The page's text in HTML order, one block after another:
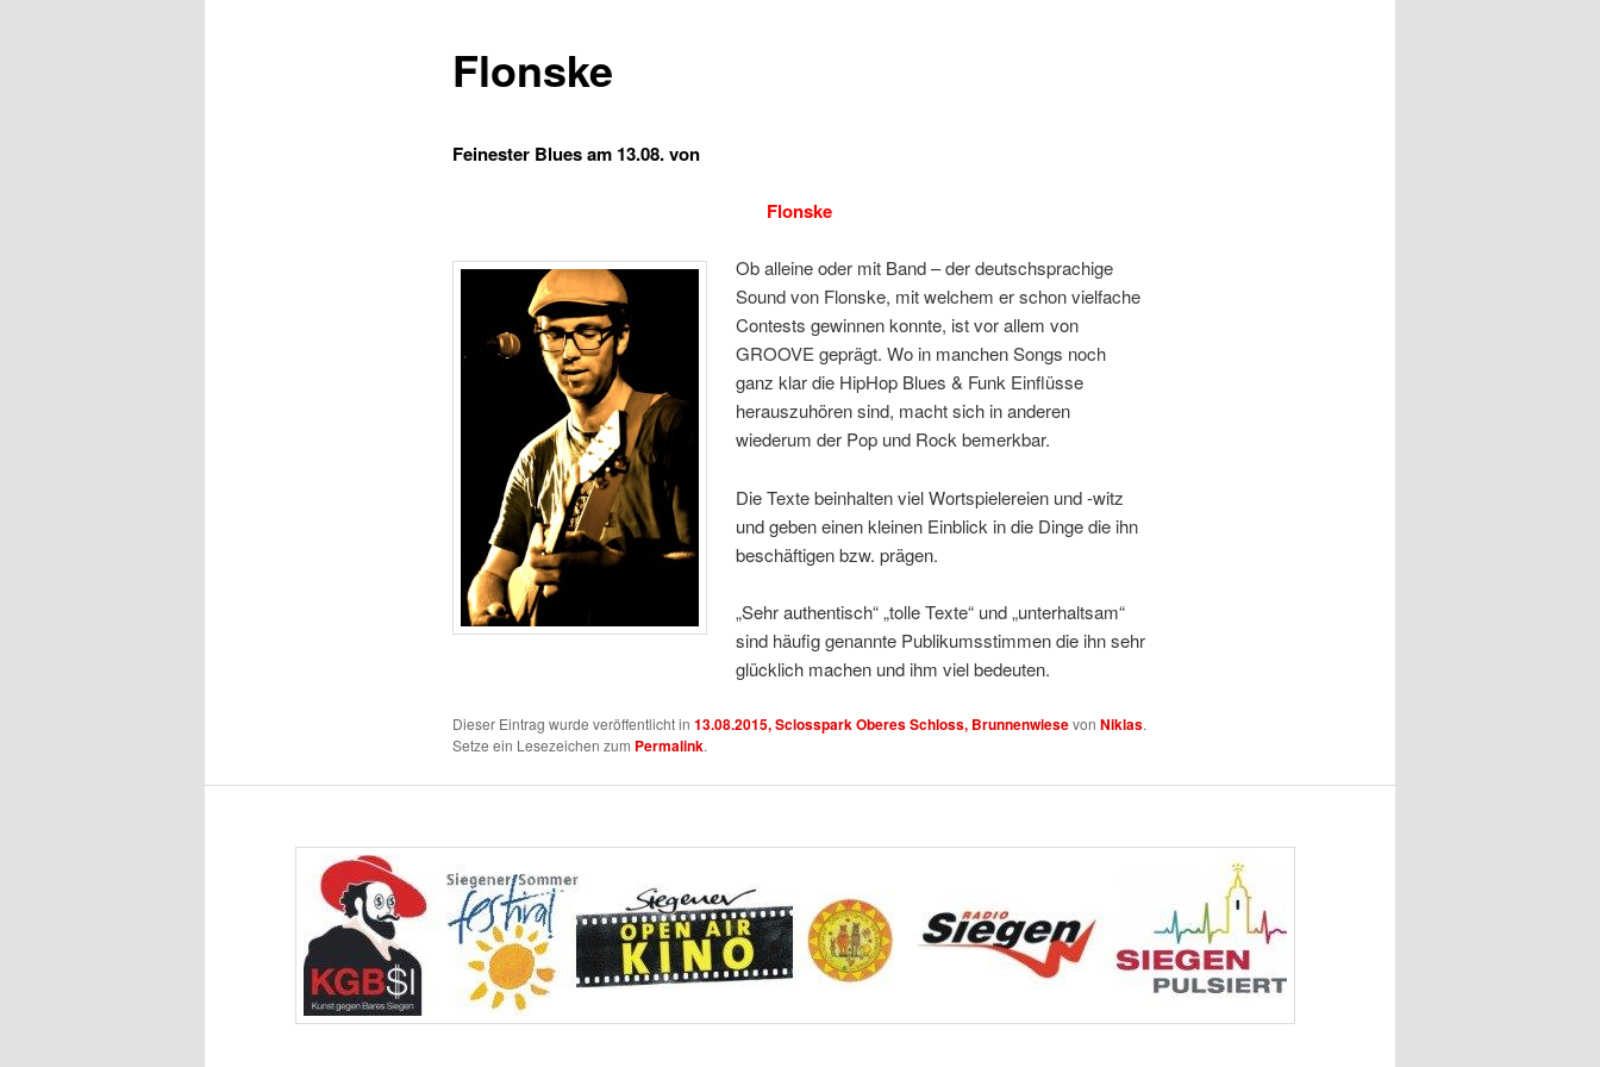
Flonske
Feinester Blues am 13.08. von
Flonske
Ob alleine oder mit Band – der deutschsprachige
Sound von Flonske, mit welchem er schon vielfache
Contests gewinnen konnte, ist vor allem von
GROOVE geprägt. Wo in manchen Songs noch
ganz klar die HipHop Blues & Funk Einflüsse
herauszuhören sind, macht sich in anderen
wiederum der Pop und Rock bemerkbar.
Die Texte beinhalten viel Wortspielereien und -witz
und geben einen kleinen Einblick in die Dinge die ihn
beschäftigen bzw. prägen.
„Sehr authentisch“ „tolle Texte“ und „unterhaltsam“
sind häufig genannte Publikumsstimmen die ihn sehr
glücklich machen und ihm viel bedeuten.
Dieser Eintrag wurde veröffentlicht in 13.08.2015, Sclosspark Oberes Schloss, Brunnenwiesevon Niklas.
Setze ein Lesezeichen zum Permalink.